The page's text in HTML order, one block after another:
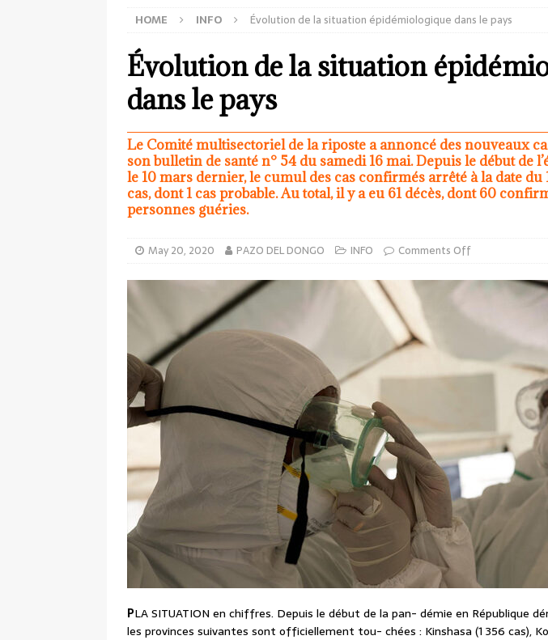
HOME INFO Évolution de la situation épidémiologique dans le pays
Évolution de la situation
dans le pays
Le Comité multisectoriel de la riposte a annoncé des nouveaux
son bulletin de santé n° 54 du samedi 16 mai. Depuis le début de
le 10 mars dernier, le cumul des cas confirmés arrêté à la date du
cas, dont 1 cas probable. Au total, il y a eu 61 décès, dont 60
personnes guéries.
May 20, 2020 PAZO DEL DONGO INFO Comments Off
PLA SITUATION en chiffres. Depuis le début de la pan- démie en République
les provinces suivantes sont officiellement tou- chées : Kinshasa (1 356 cas),